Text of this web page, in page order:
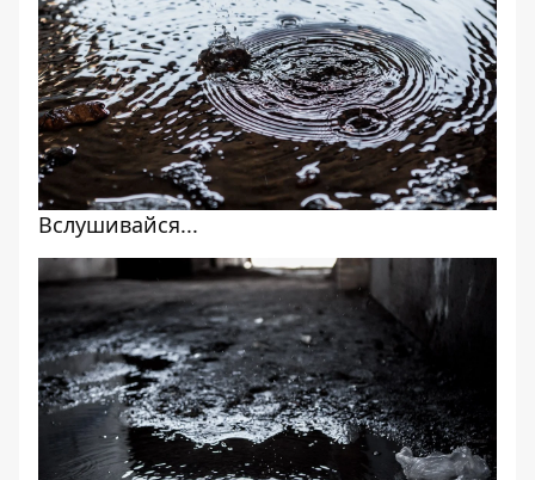
Вслушивайся...